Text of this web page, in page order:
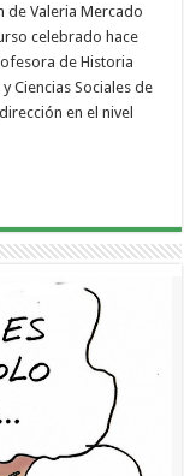
de Valeria Mercado
celebrado hace
de Historia
Ciencias Sociales de
en el nivel